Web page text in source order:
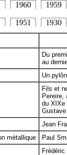
1960 1959
1951 1930
Du
au
Un
Fils et
Pereire,
du XIXe
Jean
métallique
Paul